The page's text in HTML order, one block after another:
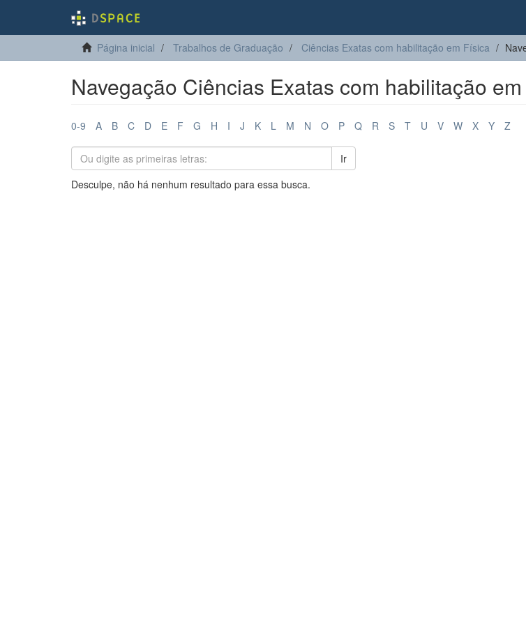
Página inicial Trabalhos de Graduação Ciências Exatas com habilitação em Física
Navegação Ciências Exatas com habilitação
0-9 A B C D E F G H I J K L M N O P Q R S T U V W X Y Z
Ir
Desculpe, não há nenhum resultado para essa busca.